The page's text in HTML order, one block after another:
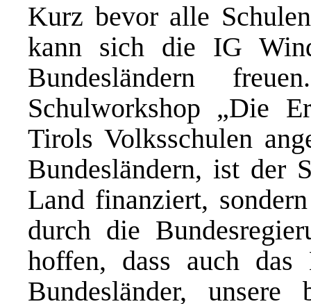
Kurz bevor alle
kann sich die IG
Bundesländern
Schulworkshop „Die
Tirols Volksschulen
Bundesländern, ist der
Land finanziert,
durch die
hoffen, dass auch
Bundesländer, unsere